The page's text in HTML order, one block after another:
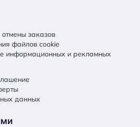
заказов
файлов cookie
информационных и рекламных
данных